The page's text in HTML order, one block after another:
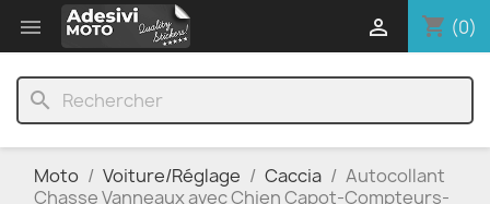
 shopping_cart (0)

search
Moto Voiture/Réglage Caccia
Autocollant
Chasse Vanneaux avec Chien Capot-Compteurs-